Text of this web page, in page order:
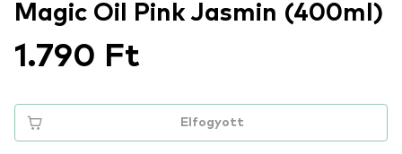
Magic Oil Pink Jasmin (400ml)
1.790 Ft
Elfogyott